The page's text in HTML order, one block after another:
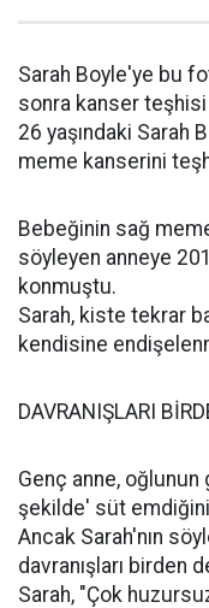
Sarah Boyle'ye bu
sonra kanser
26 yaşındaki Sarah
meme kanserini
Bebeğinin sağ
söyleyen anneye
konmuştu.
Sarah, kiste tekrar
kendisine
DAVRANIŞLARI
Genç anne,
şekilde' süt
Ancak Sarah'nın
davranışları birden
Sarah, "Çok